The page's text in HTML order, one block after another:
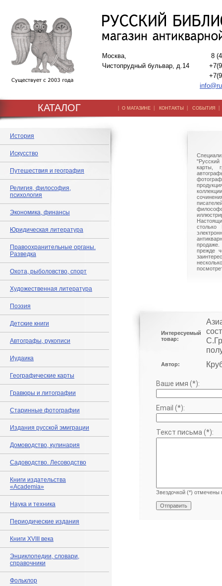
Москва,
Чистопрудный бульвар, д.14
8
КАТАЛОГ | О МАГАЗИНЕ | КОНТАКТЫ | СОБЫТИЯ
История
Искусство
Путешествия и география
Религия, философия,
психология
Экономика, финансы
Юридическая литература
Правоохранительные органы.
Разведка
Охота, рыболовство, спорт
Художественная литература
Поэзия
Детские книги
Автографы, рукописи
Иудаика
Географические карты
Гравюры и литографии
Старинные фотографии
Издания русской эмиграции
Домоводство, кулинария
Садоводство. Лесоводство
Книги издательства
«Academia»
Наука и техника
Периодические издания
Книги XVIII века
Энциклопедии, словари,
справочники
Фольклор
"Русский
карты,
столько
прежде
Интересуемый
товар:
Автор:
Ваше имя (*):
Email (*):
Текст письма (*):
Звездочкой (*) отмечены